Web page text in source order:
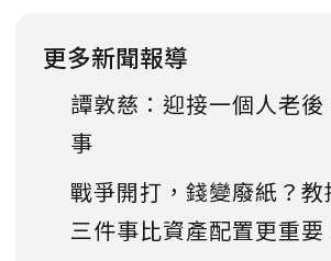
更多新聞報導
譚敦慈：迎接一個人老
事
戰爭開打，錢變廢紙？
三件事比資產配置更重要